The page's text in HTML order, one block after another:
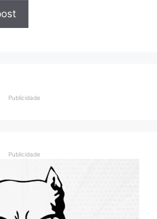
Publicidade
Publicidade